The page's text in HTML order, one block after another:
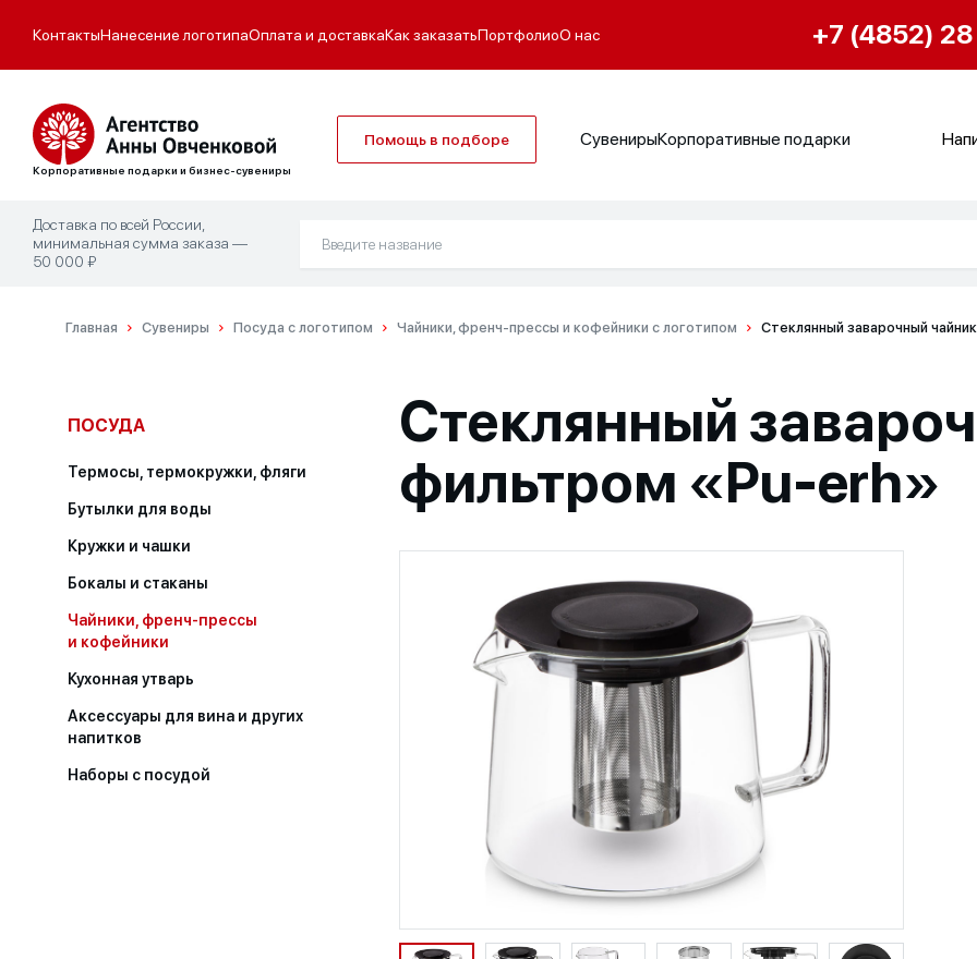
КонтактыНанесение логотипаОплата и доставкаКак заказатьПортфолиоО нас +7 (4852)
Корпоративные подарки и бизнес-сувениры
Помощь в подборе СувенирыКорпоративные подарки
Доставка по всей России,
минимальная сумма заказа —
50 000 ₽
Главная Сувениры Посуда с логотипом Чайники, френч-прессы и кофейники с логотипом Стеклянный заварочный
ПОСУДА
Термосы, термокружки, фляги
Бутылки для воды
Кружки и чашки
Бокалы и стаканы
Чайники, френч-прессы
и кофейники
Кухонная утварь
Аксессуары для вина и других
напитков
Наборы с посудой
Стеклянный
фильтром «Pu-erh»